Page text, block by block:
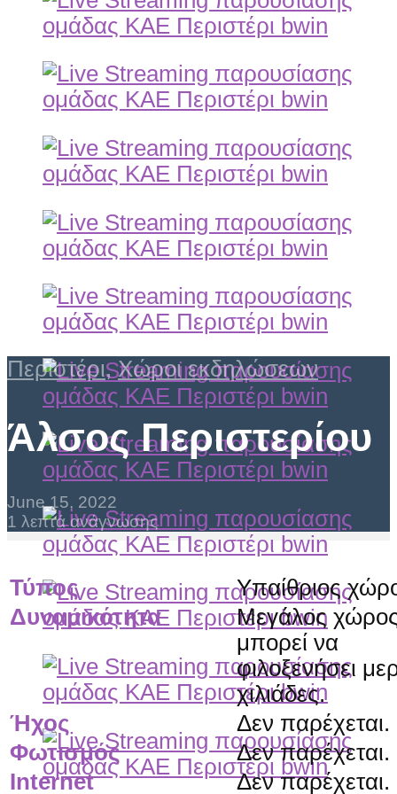
Περιστέρι,Χώροι εκδηλώσεων
Άλσος Περιστερίου
June 15, 2022
1 λεπτά ανάγνωσης
Τύπος
Υπαίθριος
Δυναμικότητα
Μεγάλος
μπορεί να
φιλοξενήσει
χιλιάδες.
Ήχος
Δεν παρέχεται.
Φωτισμός
Δεν παρέχεται.
Internet
Δεν παρέχεται.